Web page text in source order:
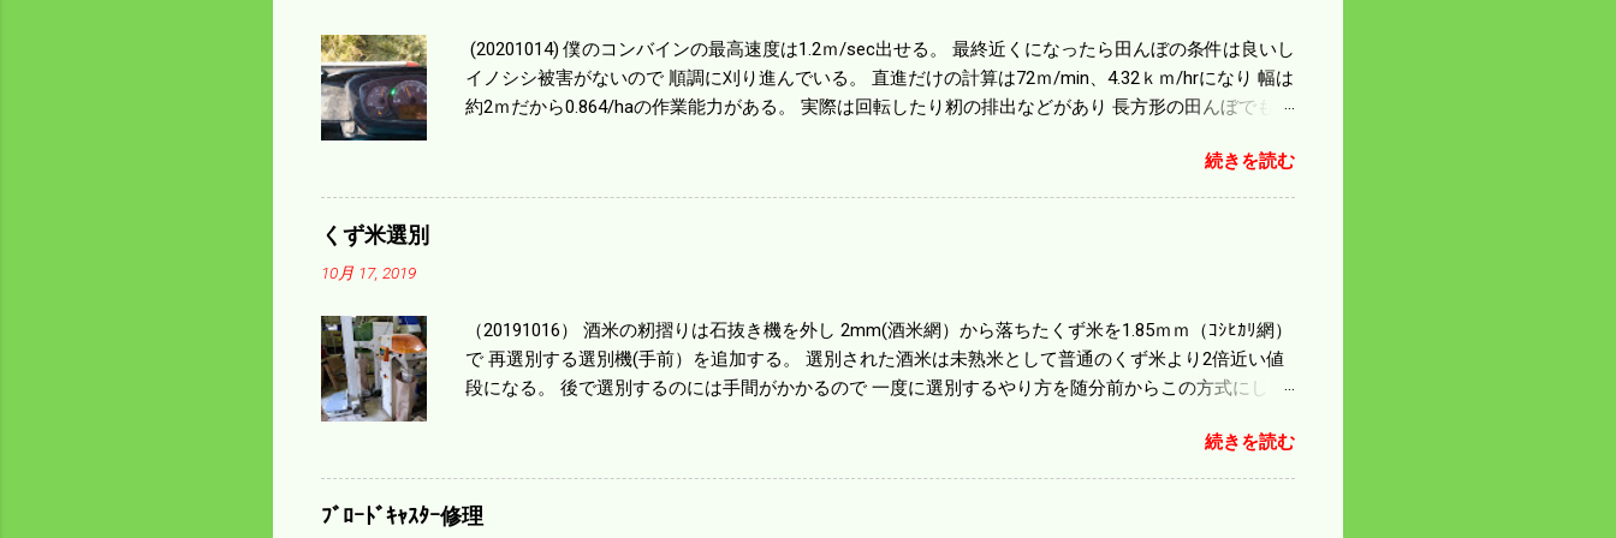
(20201014) 僕のコンバインの最高速度は1.2ｍ/sec出せる。 最終近くになったら田んぼの条件は良いし
イノシシ被害がないので 順調に刈り進んでいる。 直進だけの計算は72ｍ/min、4.32ｋｍ/hrになり 幅は
約2ｍだから0.864/haの作業能力がある。 実際は回転したり籾の排出などがあり 長方形の田んぼでも
ｃｍ速いのがあったが 籾の運搬や乾燥機の容量、籾摺りの能力などのバランスの問題で 今の機種で満
足している。 というより買った時はまだ耕作面積が少なく手が出せ 無かったのが本音だ。 4条刈りで
続きを読む
くず米選別
10月 17, 2019
（20191016） 酒米の籾摺りは石抜き機を外し 2mm(酒米網）から落ちたくず米を1.85ｍｍ（ｺｼﾋｶﾘ網）
で 再選別する選別機(手前）を追加する。 選別された酒米は未熟米として普通のくず米より2倍近い値
段になる。 後で選別するのには手間がかかるので 一度に選別するやり方を随分前からこの方式にし
る。 籾摺りをしていてくず米の袋の交換はラインを止めるほど忙しい。 広島県の作況指数は98だとい
う。 実感としては90が正しいと思うが こんな年はくず米が多い。 食協という米を扱う会社の社員が言
っていた。 今年は7月の日照不足と8月の酷暑、あげくウンカの被害と トリプルパンチで米が不足して
いるという。 僕はウンカの被害は免れたがイノシシの被害が目立つ。 僕の最終作況指数はどんなこと
続きを読む
ﾌﾞﾛｰﾄﾞｷｬｽﾀｰ修理